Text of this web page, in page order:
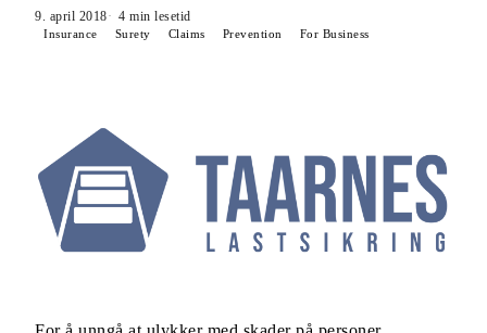
9. april 2018 4 min lesetid
Insurance Surety Claims Prevention For Business